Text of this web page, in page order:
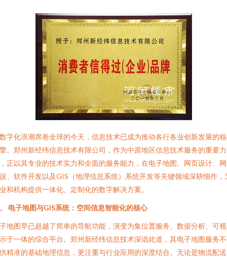
字化浪潮席卷全球的今天，信息技术已成为推动各行各业创新发展的
。郑州新经纬信息技术有限公司，作为中原地区信息技术服务的重要力
正以其专业的技术实力和全面的服务能力，在电子地图、网页设计、
、软件开发以及GIS（地理信息系统）系统开发等关键领域深耕细作，
和机构提供一体化、定制化的数字解决方案。
电子地图与GIS系统：空间信息智能化的核心
地图早已超越了简单的导航功能，演变为集位置服务、数据分析、可
于一体的综合平台。郑州新经纬信息技术深谙此道，其电子地图服务
精准的基础地理信息，更注重与行业应用的深度结合。无论是物流配